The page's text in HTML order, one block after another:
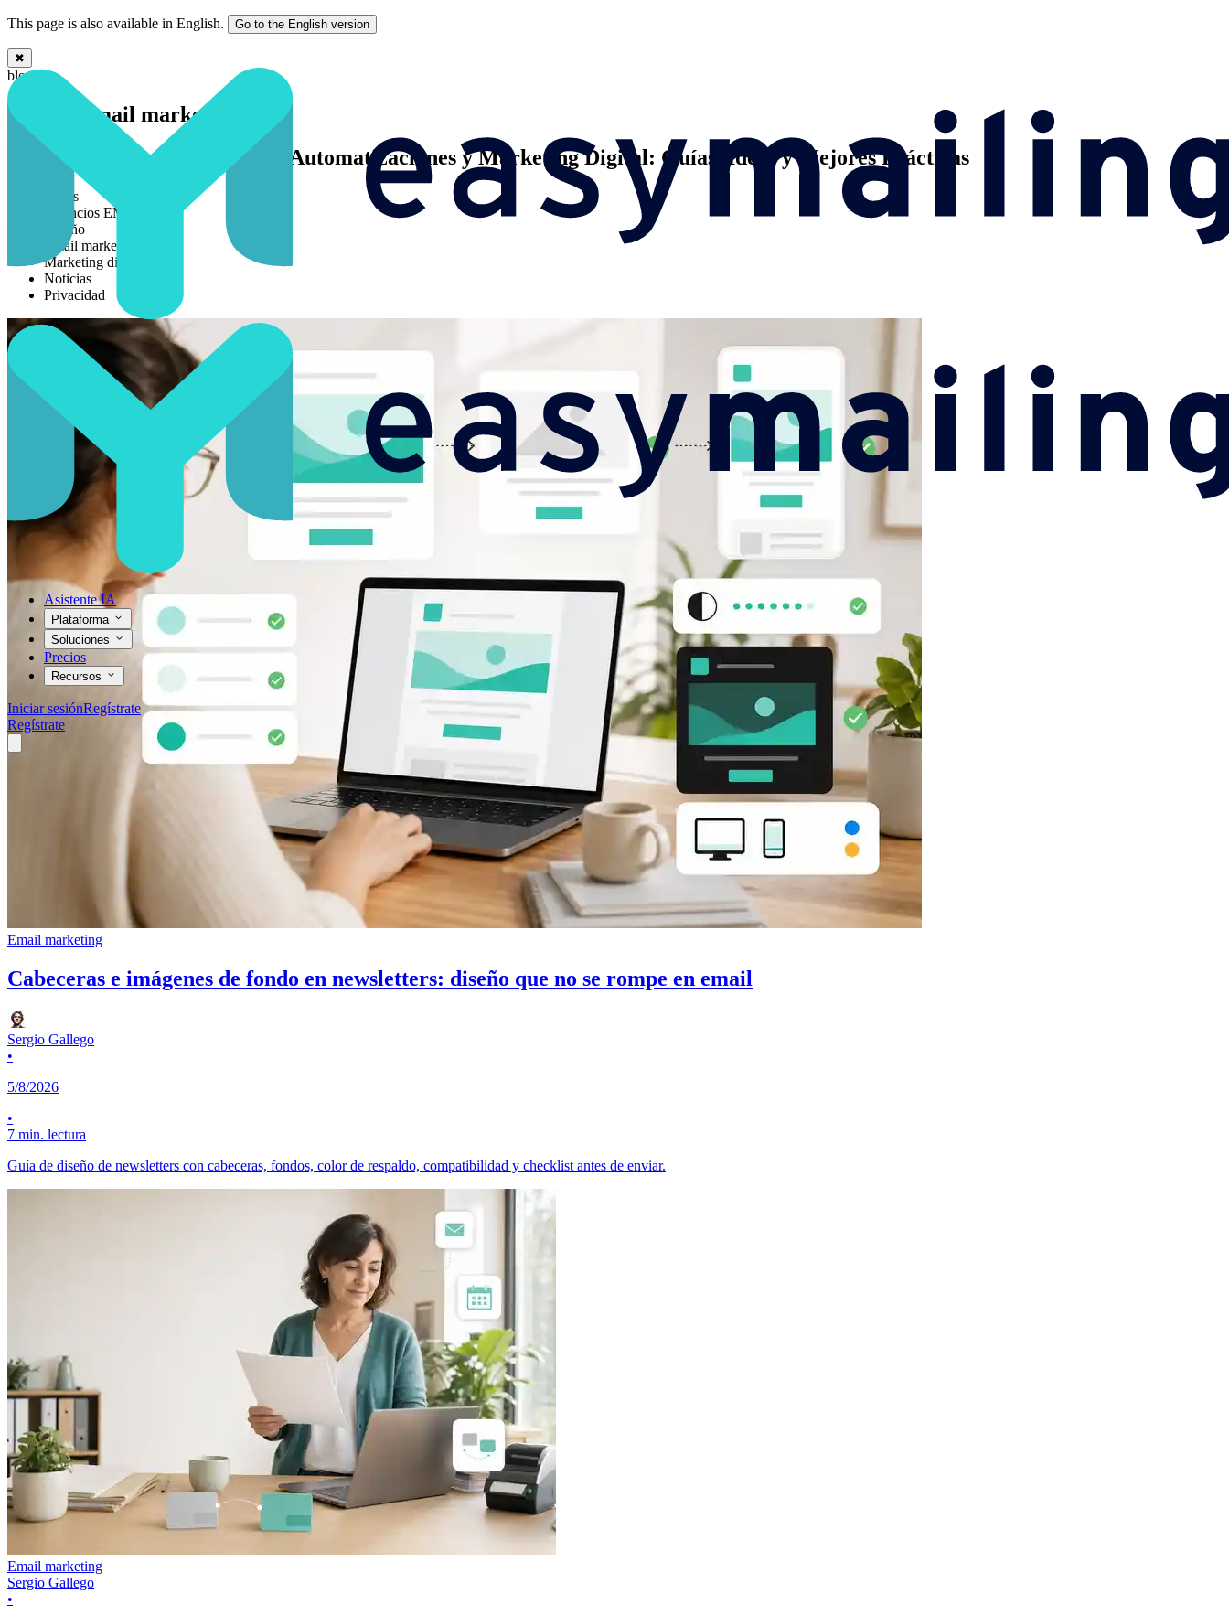
This page is also available in English. Go to the English version
✖
Asistente IA
Plataforma
Soluciones
Precios
Recursos
Iniciar sesiónRegístrate
Regístrate
Blog sobre marketing online | Easymailing
blog
Blog de email marketing
Todo sobre Email Marketing, Automatizaciones y Marketing Digital: Guías, Ideas y Mejores Prácticas
Todas
Anuncios EM
Diseño
Email marketing
Marketing digital
Noticias
Privacidad
Email marketing
Cabeceras e imágenes de fondo en newsletters: diseño que no se rompe en email
Sergio Gallego
•
5/8/2026
•
7 min. lectura
Guía de diseño de newsletters con cabeceras, fondos, color de respaldo, compatibilidad y checklist antes de enviar.
Email marketing
Sergio Gallego
•